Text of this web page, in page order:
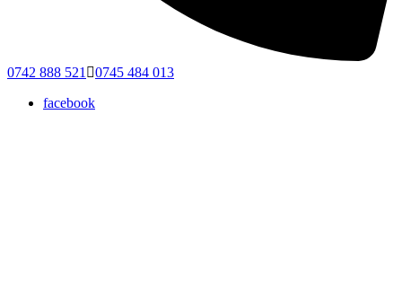
0742 888 521
0745 484 013
facebook